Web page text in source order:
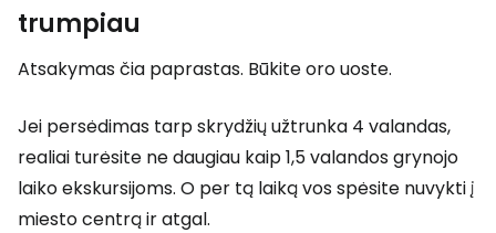
trumpiau
Atsakymas čia paprastas. Būkite oro uoste.
Jei persėdimas tarp skrydžių užtrunka 4 valandas,
realiai turėsite ne daugiau kaip 1,5 valandos grynojo
laiko ekskursijoms. O per tą laiką vos spėsite nuvykti į
miesto centrą ir atgal.